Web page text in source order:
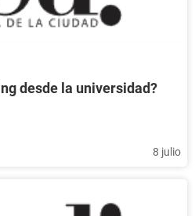
desde la universidad?
8 julio